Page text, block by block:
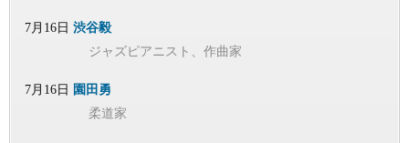
7月16日 渋谷毅
ジャズピアニスト、作曲家
7月16日 園田勇
柔道家